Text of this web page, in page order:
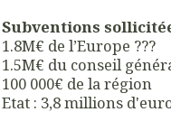
Subventions
1.8M€ de l’Europe ???
1.5M€ du conseil
100 000€ de la région
Etat : 3,8 millions